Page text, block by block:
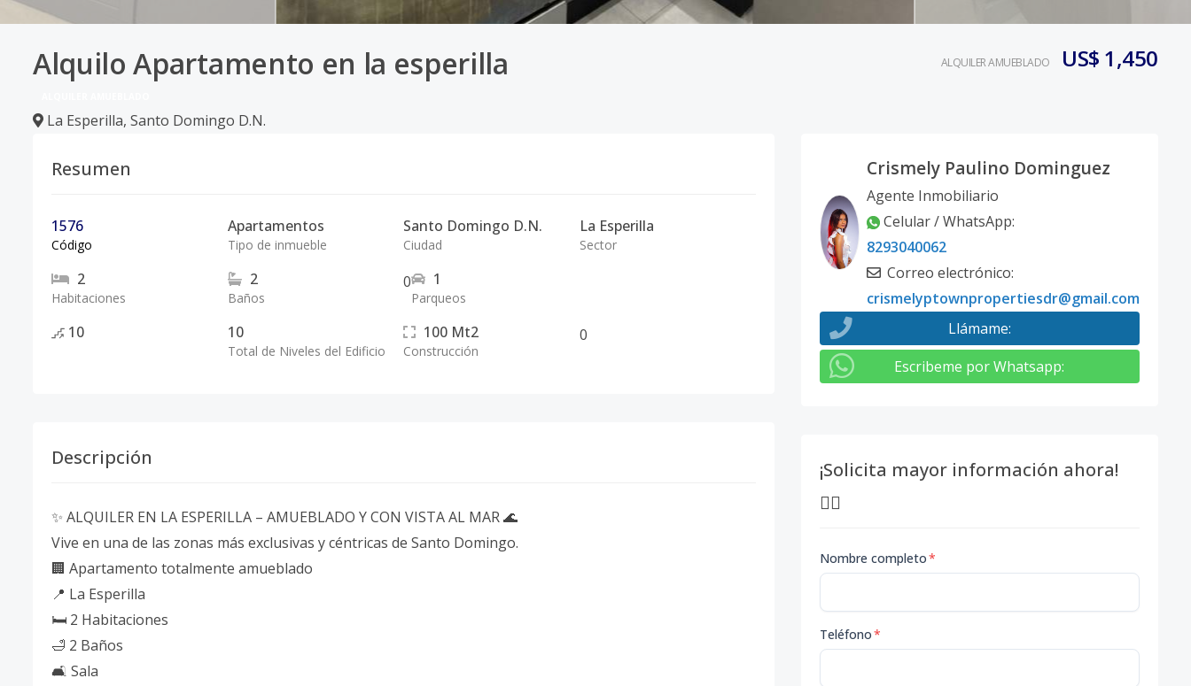
Alquilo Apartamento en la esperilla
La Esperilla, Santo Domingo D.N.
ALQUILER AMUEBLADO US$ 1,450
Resumen
1576
Código
Apartamentos
Tipo de inmueble
Santo Domingo D.N.
Ciudad
La Esperilla
Sector
2
Habitaciones
2
Baños
0 1
Parqueos
10 10
Total de Niveles del Edificio
100 Mt2
Construcción
0
Descripción
✨ ALQUILER EN LA ESPERILLA – AMUEBLADO Y CON VISTA AL MAR 🌊
Vive en una de las zonas más exclusivas y céntricas de Santo Domingo.
🏢 Apartamento totalmente amueblado
📍 La Esperilla
🛏 2 Habitaciones
🛁 2 Baños
🛋 Sala
Crismely Paulino Dominguez
Agente Inmobiliario
Celular / WhatsApp:
8293040062
Correo electrónico:
crismelyptownpropertiesdr@gmail.com
Llámame:
Escribeme por Whatsapp:
¡Solicita mayor información ahora!
👇🏽
Nombre completo*
Teléfono*